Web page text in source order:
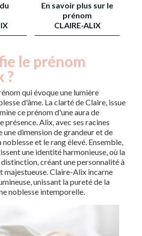
En savoir plus sur le
prénom
CLAIRE-ALIX
le prénom
?
qui évoque une lumière
d'âme. La clarté de Claire, issue
ce prénom d'une aura de
Alix, avec ses racines
une dimension de grandeur et de
et le rang élevé. Ensemble,
une identité harmonieuse, où la
distinction, créant une personnalité à
majestueuse. Claire-Alix incarne
unissant la pureté de la
noblesse intemporelle.